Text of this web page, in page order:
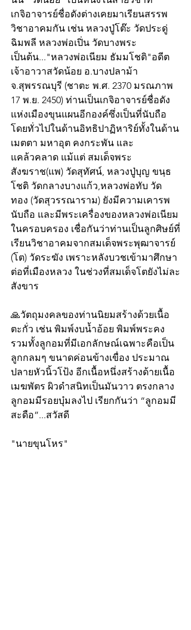
เกจิอาจารย์ชื่อดังต่างเคยมาเรียนสรรพ
วิชาอาคมกัน เช่น หลวงปู่โต๊ะ วัดประดู่
ฉิมพลี หลวงพ่อเปิ่น วัดบางพระ
เป็นต้น..."หลวงพ่อเนียม ธัมมโชติ"อดีต
เจ้าอาวาสวัดน้อย อ.บางปลาม้า
จ.สุพรรณบุรี (ชาตะ พ.ศ. 2370 มรณภาพ
17 พ.ย. 2450) ท่านเป็นเกจิอาจารย์ชื่อดัง
แห่งเมืองขุนแผนอีกองค์ซึ่งเป็นที่นับถือ
โดยทั่วไปในด้านอิทธิปาฏิหาริย์ทั้งในด้าน
เมตตา มหาอุต คงกระพัน และ
แคล้วคลาด แม้แต่ สมเด็จพระ
สังฆราช(แพ) วัดสุทัศน์, หลวงปู่บุญ ขนฺธ
โชติ วัดกลางบางแก้ว,หลวงพ่อทับ วัด
ทอง (วัดสุวรรณาราม) ยังมีความเคารพ
นับถือ และมีพระเครื่องของหลวงพ่อเนียม
ในครอบครอง เชื่อกันว่าท่านเป็นลูกศิษย์ที่
เรียนวิชาอาคมจากสมเด็จพระพุฒาจารย์
(โต) วัดระฆัง เพราะหลังบวชเข้ามาศึกษา
ต่อที่เมืองหลวง ในช่วงที่สมเด็จโตยังไม่ละ
สังขาร
🙏วัตถุมงคลของท่านนิยมสร้างด้วยเนื้อ
ตะกั่ว เช่น พิมพ์งบน้ำอ้อย พิมพ์พระคง
รวมทั้งลูกอมที่มีเอกลักษณ์เฉพาะคือเป็น
ลูกกลมๆ ขนาดค่อนข้างเขื่อง ประมาณ
ปลายหัวนิ้วโป้ง อีกเนื้อหนึ่งสร้างด้ายเนื้อ
เมฆพัตร ผิวดำสนิทเป็นมันวาว ตรงกลาง
ลูกอมมีรอยบุ๋มลงไป เรียกกันว่า “ลูกอมมี
สะดือ”...สวัสดี
"นายขุนโหร"